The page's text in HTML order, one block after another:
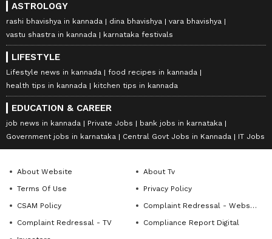
ASTROLOGY
rashi bhavishya in kannada dina bhavishya
vara bhavishya
vastu shastra in kannada
karnataka festivals
LIFESTYLE
Lifestyle news in kannada
food recipes in kannada
health tips in kannada
kitchen tips in kannada
EDUCATION & CAREER
job news in kannada Private Jobs
bank jobs in karnataka
Government jobs in karnataka
Central Govt Jobs in Kannada IT Jobs
About Website
About Tv
Terms Of Use
Privacy Policy
CSAM Policy
Complaint Redressal - Website
Complaint Redressal - TV
Compliance Report Digital